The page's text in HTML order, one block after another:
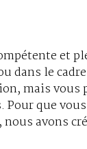
et
dans le
mais
Pour que
nous avons